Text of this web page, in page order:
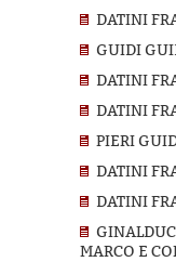
DATINI
GUIDI
DATINI
DATINI
PIERI
DATINI
DATINI
MARCO E